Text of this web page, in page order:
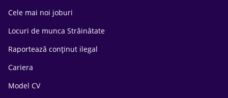
Cele mai noi joburi
Locuri de munca Străinătate
Raportează conținut ilegal
Cariera
Model CV